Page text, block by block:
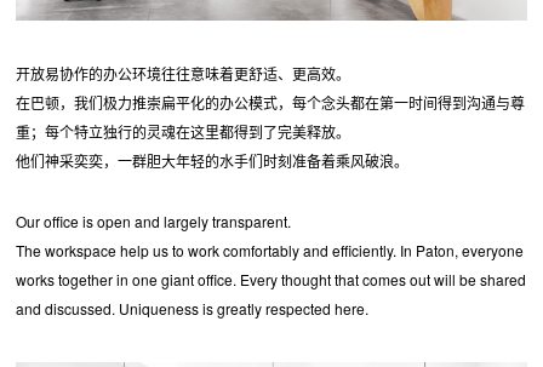
开放易协作的办公环境往往意味着更舒适、更高效。
在巴顿，我们极力推崇扁平化的办公模式，每个念头都在第一时间得到沟通与尊
重；每个特立独行的灵魂在这里都得到了完美释放。
他们神采奕奕，一群胆大年轻的水手们时刻准备着乘风破浪。
Our office is open and largely transparent.
The workspace help us to work comfortably and efficiently. In Paton, everyone
works together in one giant office. Every thought that comes out will be shared
and discussed. Uniqueness is greatly respected here.